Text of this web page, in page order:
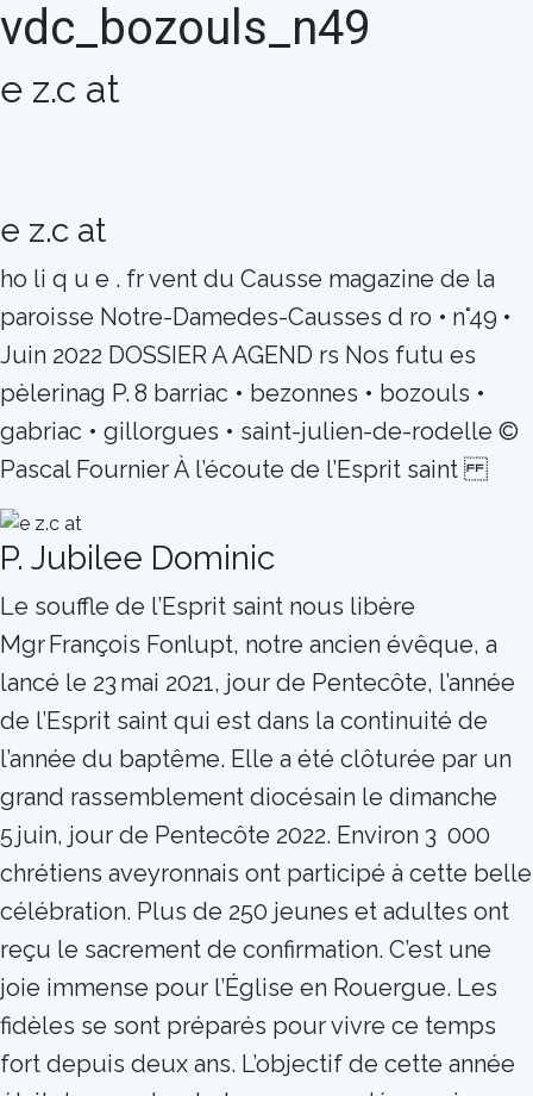
vdc_bozouls_n49
e z.c at
e z.c at
ho li q u e . fr vent du Causse magazine de la
paroisse Notre-Damedes-Causses d ro • n°49 •
Juin 2022 DOSSIER A AGEND rs Nos futu es
pèlerinag P. 8 barriac • bezonnes • bozouls •
gabriac • gillorgues • saint-julien-de-rodelle ©
Pascal Fournier À l’écoute de l’Esprit saint
P. Jubilee Dominic
Le souffle de l’Esprit saint nous libère
Mgr François Fonlupt, notre ancien évêque, a
lancé le 23 mai 2021, jour de Pentecôte, l’année
de l’Esprit saint qui est dans la continuité de
l’année du baptême. Elle a été clôturée par un
grand rassemblement diocésain le dimanche
5 juin, jour de Pentecôte 2022. Environ 3 000
chrétiens aveyronnais ont participé à cette belle
célébration. Plus de 250 jeunes et adultes ont
reçu le sacrement de confirmation. C’est une
joie immense pour l’Église en Rouergue. Les
fidèles se sont préparés pour vivre ce temps
fort depuis deux ans. L’objectif de cette année